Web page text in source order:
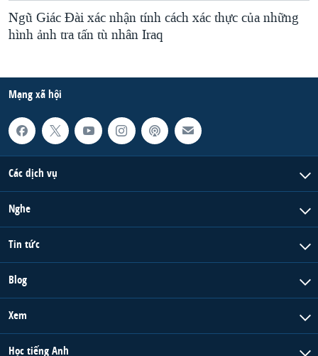
Ngũ Giác Ðài xác nhận tính cách xác thực của những
hình ảnh tra tấn tù nhân Iraq
Mạng xã hội
Các dịch vụ
Nghe
Tin tức
Blog
Xem
Học tiếng Anh